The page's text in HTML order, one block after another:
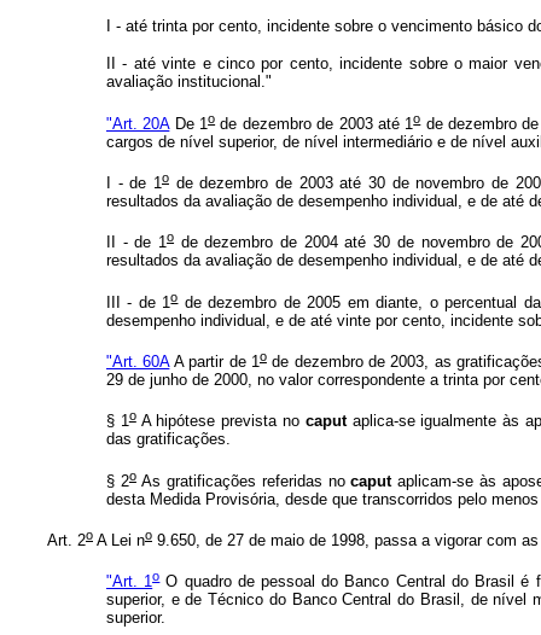
I - até trinta por cento, incidente sobre o vencimento básico
II - até vinte e cinco por cento, incidente sobre o maior
avaliação institucional."
"Art. 20ADe 1ode dezembro de 2003 até 1ode dezembro
cargos de nível superior, de nível intermediário e de nível
I - de 1ode dezembro de 2003 até 30 de novembro de
resultados da avaliação de desempenho individual, e de até
II - de 1o de dezembro de 2004 até 30 de novembro de
resultados da avaliação de desempenho individual, e de até
III - de 1ode dezembro de 2005 em diante, o percentual
desempenho individual, e de até vinte por cento, incidente
"Art. 60AA partir de 1ode dezembro de 2003, as
29 de junho de 2000, no valor correspondente a trinta por
§ 1oA hipótese prevista no caputaplica-se igualmente às
das gratificações.
§ 2oAs gratificações referidas nocaputaplicam-se às
desta Medida Provisória, desde que transcorridos pelo
Art. 2o A Lei no 9.650, de 27 de maio de 1998, passa a vigorar com
"Art. 1oO quadro de pessoal do Banco Central do Brasil é
superior, e de Técnico do Banco Central do Brasil, de nível
superior.